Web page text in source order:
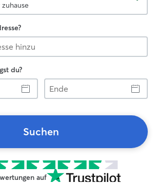
du?
Ende
Suchen
auf